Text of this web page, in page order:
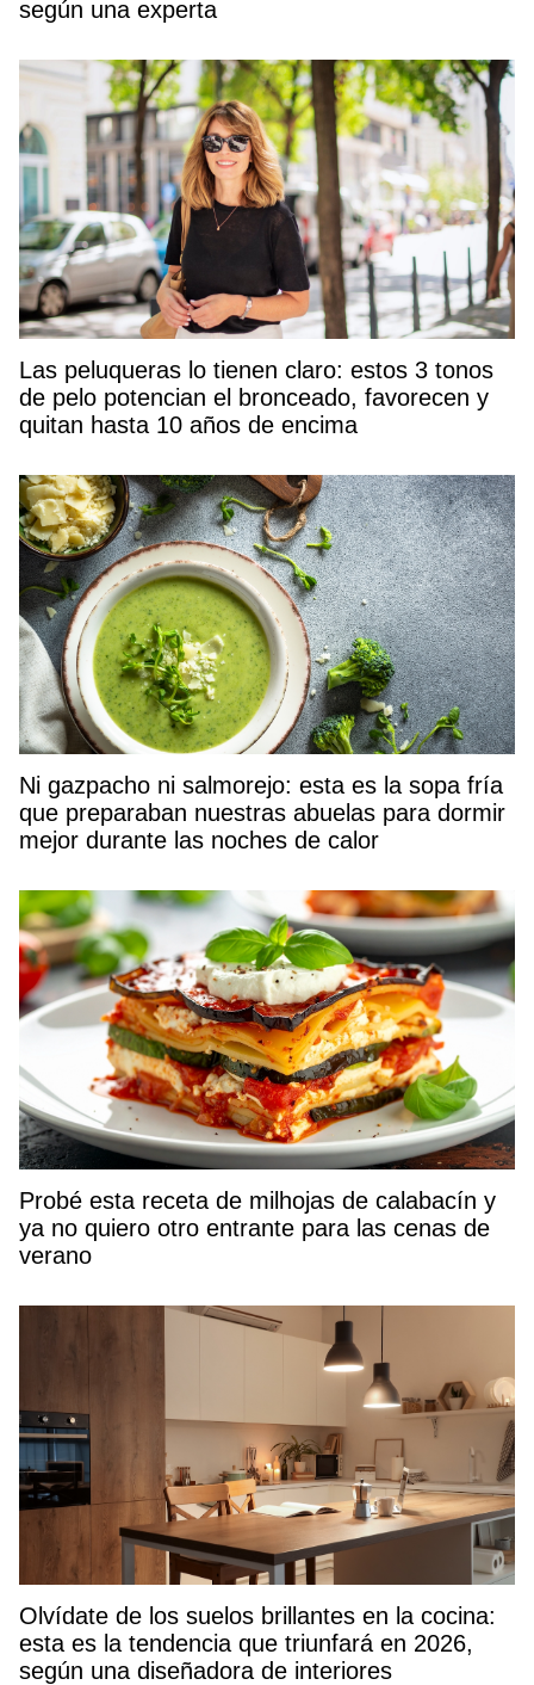
según una experta
Las peluqueras lo tienen claro: estos 3 tonos
de pelo potencian el bronceado, favorecen y
quitan hasta 10 años de encima
Ni gazpacho ni salmorejo: esta es la sopa fría
que preparaban nuestras abuelas para dormir
mejor durante las noches de calor
Probé esta receta de milhojas de calabacín y
ya no quiero otro entrante para las cenas de
verano
Olvídate de los suelos brillantes en la cocina:
esta es la tendencia que triunfará en 2026,
según una diseñadora de interiores